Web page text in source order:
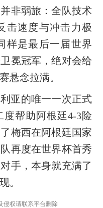
非弱旅：全队技术
击速度与冲击力极
样是最后一届世界
冕冠军，绝对会给
悬念拉满。
亚的唯一一次正式
帮助阿根廷4-3险
梅西在阿根廷国家
再度在世界杯首秀
手，本身就充满了
。
侵权请联系平台删除